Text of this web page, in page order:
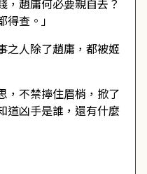
，趙庸何必要親自去？
查。」
之人除了趙庸，都被姬
，不禁擰住眉梢，掀了
道凶手是誰，還有什麼